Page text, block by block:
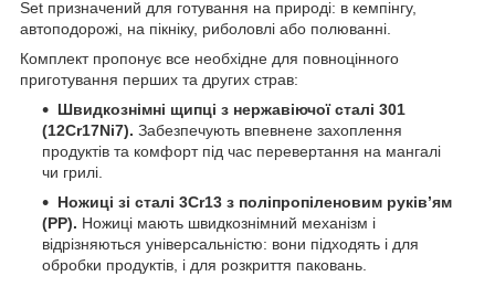
Set призначений для готування на природі: в кемпінгу,
автоподорожі, на пікніку, риболовлі або полюванні.
Комплект пропонує все необхідне для повноцінного
приготування перших та других страв:
Швидкознімні щипці з нержавіючої сталі 301
(12Cr17Ni7). Забезпечують впевнене захоплення
продуктів та комфорт під час перевертання на мангалі
чи грилі.
Ножиці зі сталі 3Cr13 з поліпропіленовим руківʼям
(PP). Ножиці мають швидкознімний механізм і
відрізняються універсальністю: вони підходять і для
обробки продуктів, і для розкриття паковань.